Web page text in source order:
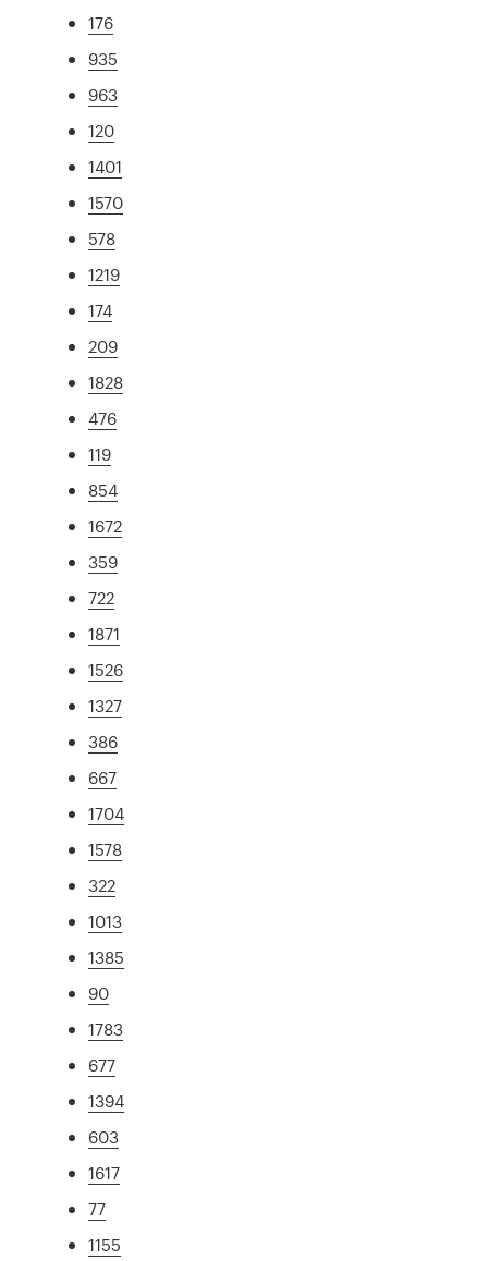
176
935
963
120
1401
1570
578
1219
174
209
1828
476
119
854
1672
359
722
1871
1526
1327
386
667
1704
1578
322
1013
1385
90
1783
677
1394
603
1617
77
1155